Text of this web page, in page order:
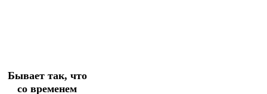
Бывает так, что
со временем